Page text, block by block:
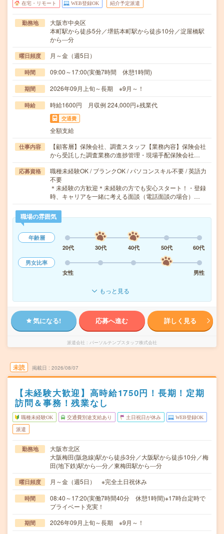
在宅・リモート WEB登録OK 紹介予定派遣
勤務地
大阪市中央区
本町駅から徒歩5分／堺筋本町駅から徒歩10分／淀屋橋駅
から---分
曜日頻度 月～金（週5日）
時間 09:00～17:00(実働7時間 休憩1時間)
期間 2026年09月上旬～長期 ※9月～！
時給 時給1600円 月収例 224,000円+残業代
交通費
全額支給
仕事内容
【顧客層】保険会社、調査スタッフ【業務内容】保険会社
から受託した調査業務の進捗管理・現場手配保険会社…
応募資格
職種未経験OK / ブランクOK / パソコンスキル不要 / 英語力
不要
＊未経験の方歓迎＊未経験の方でも安心スタート！・登録
時、キャリアを一緒に考える面談（電話面談の場合）…
職場の雰囲気
年齢層
20代
30代 40代 50代
60代
男女比率
女性
男性
もっと見る
気になる! 応募へ進む 詳しく見る
派遣会社 パーソルテンプスタッフ株式会社
未読 掲載日 2026/08/07
【未経験大歓迎】高時給1750円！長期！定期
訪問＆事務！残業なし
職種未経験OK 交通費別途支給あり 土日祝日が休み WEB登録OK
派遣
勤務地
大阪市北区
大阪梅田(阪急線)駅から徒歩3分／大阪駅から徒歩10分／梅
田(地下鉄)駅から---分／東梅田駅から---分
曜日頻度 月～金（週5日） ※完全土日祝休み
時間
08:40～17:20(実働7時間40分 休憩1時間)※17時台定時で
プライベート充実！
期間 2026年09月上旬～長期 ※9月～！